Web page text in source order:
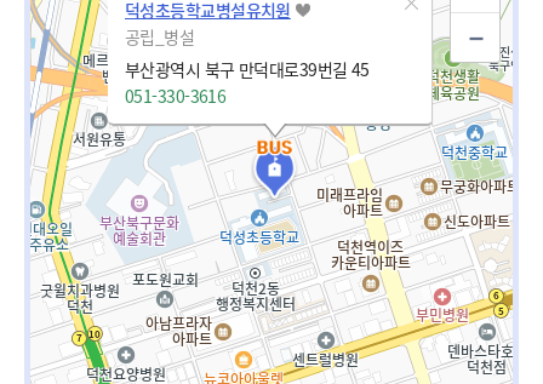
덕성초등학교병설유치원
공립_병설
부산광역시 북구 만덕대로39번길 45
051-330-3616